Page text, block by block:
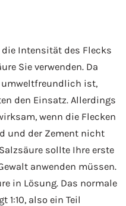
Intensität des Flecks
Sie verwenden. Da
ist,
den Einsatz. Allerdings
wenn die Flecken
und der Zement nicht
sollte Ihre erste
anwenden müssen.
in Lösung. Das normale
also ein Teil